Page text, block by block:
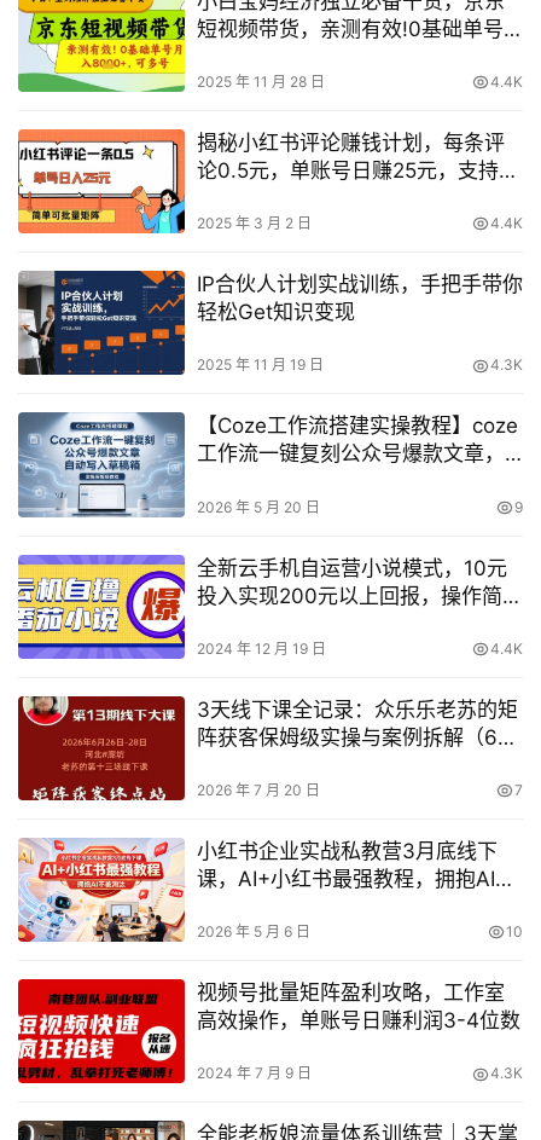
短视频带货，亲测有效!0基础单号
2025 年 11 月 28 日 4.4K
揭秘小红书评论赚钱计划，每条评
论0.5元，单账号日赚25元，支持矩
2025 年 3 月 2 日 4.4K
IP合伙人计划实战训练，手把手带你
轻松Get知识变现
2025 年 11 月 19 日 4.3K
【Coze工作流搭建实操教程】coze
工作流一键复刻公众号爆款文章，
学
2026 年 5 月 20 日 9
全新云手机自运营小说模式，10元
投入实现200元以上回报，操作简便
2024 年 12 月 19 日 4.4K
3天线下课全记录：众乐乐老苏的矩
阵获客保姆级实操与案例拆解（6月
件，全程干货）
2026 年 7 月 20 日 7
小红书企业实战私教营3月底线下
课，AI+小红书最强教程，拥抱AI不
2026 年 5 月 6 日 10
视频号批量矩阵盈利攻略，工作室
高效操作，单账号日赚利润3-4位数
2024 年 7 月 9 日 4.3K
全能老板娘流量体系训练营｜3天掌